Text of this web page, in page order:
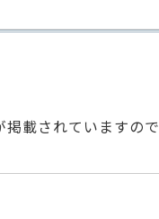
載されていますので